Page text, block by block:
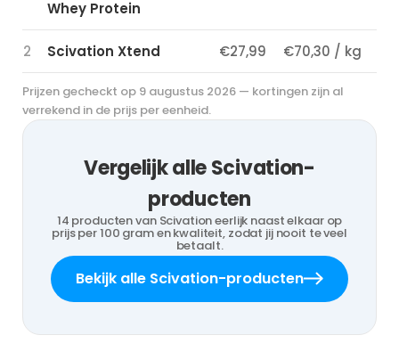
Whey Protein
2 Scivation Xtend €27,99 €70,30 / kg
Prijzen gecheckt op 9 augustus 2026 — kortingen zijn al
verrekend in de prijs per eenheid.
Vergelijk alle Scivation-
producten
14 producten van Scivation eerlijk naast elkaar op
prijs per 100 gram en kwaliteit, zodat jij nooit te veel
betaalt.
Bekijk alle Scivation-producten